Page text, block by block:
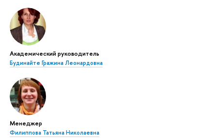
Академический руководитель
Будинайте Гражина Леонардовна
Менеджер
Филиппова Татьяна Николаевна